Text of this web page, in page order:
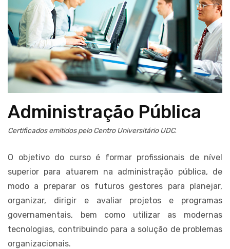
Administração Pública
Certificados emitidos pelo Centro Universitário UDC.
O objetivo do curso é formar profissionais de nível
superior para atuarem na administração pública, de
modo a preparar os futuros gestores para planejar,
organizar, dirigir e avaliar projetos e programas
governamentais, bem como utilizar as modernas
tecnologias, contribuindo para a solução de problemas
organizacionais.